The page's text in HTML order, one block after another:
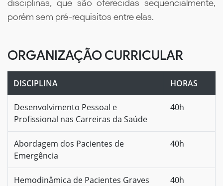
disciplinas, que são oferecidas sequencialmente,
porém sem pré-requisitos entre elas.
ORGANIZAÇÃO CURRICULAR
DISCIPLINA HORAS
Desenvolvimento Pessoal e
Profissional nas Carreiras da Saúde
40h
Abordagem dos Pacientes de
Emergência
40h
Hemodinâmica de Pacientes Graves 40h